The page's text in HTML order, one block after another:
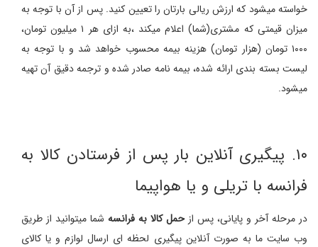
خواسته میشود که ارزش ریالی بارتان را تعیین کنید. پس از آن با توجه به
میزان قیمتی که مشتری(شما) اعلام میکند ،به ازای هر ۱ میلیون تومان،
۱۰۰۰ تومان (هزار تومان) هزینه بیمه محسوب خواهد شد و با توجه به
لیست بسته بندی ارائه شده، بیمه نامه صادر شده و ترجمه دقیق آن تهیه
میشود.
۱۰. پیگیری آنلاین بار پس از فرستادن کالا به
فرانسه با تریلی و یا هواپیما
در مرحله آخر و پایانی، پس از حمل کالا به فرانسه شما میتوانید از طریق
وب سایت ما به صورت آنلاین پیگیری لحظه ای ارسال لوازم و یا کالای